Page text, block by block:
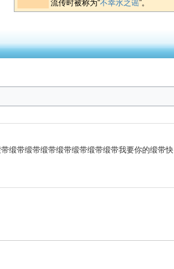
流传时被称为“不幸水之谣”。
缎带缎带缎带缎带缎带缎带缎带我要你的缎带快